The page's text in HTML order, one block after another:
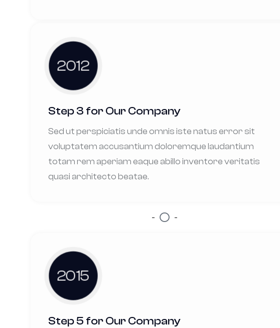
2012
Step 3 for Our Company
Sed ut perspiciatis unde omnis iste natus error sit
voluptatem accusantium doloremque laudantium
totam rem aperiam eaque abillo inventore veritatis
quasi architecto beatae.
2015
Step 5 for Our Company